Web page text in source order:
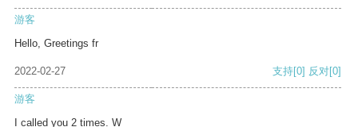
游客
Hello, Greetings fr
2022-02-27 支持[0] 反对[0]
游客
I called you 2 times. W